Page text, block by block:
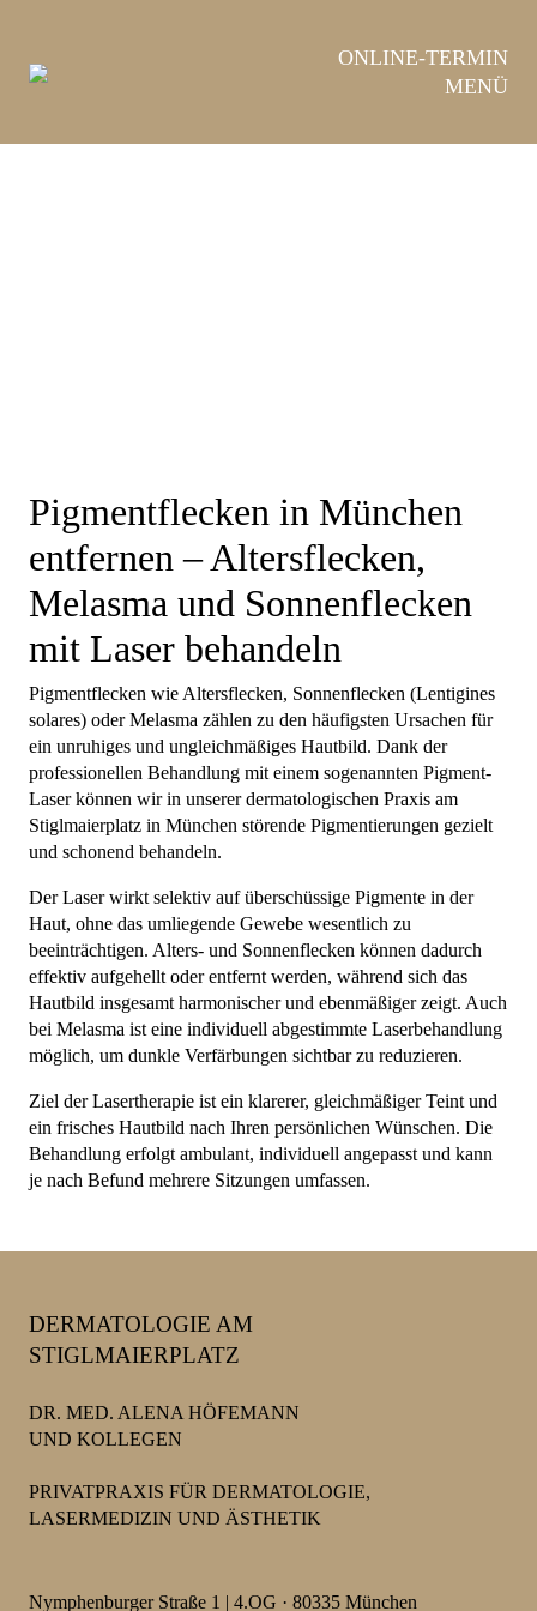
Inhalt
Zur
Fußzeile
ONLINE-TERMIN
MENÜ
Pigmentflecken in München
entfernen – Altersflecken,
Melasma und Sonnenflecken
mit Laser behandeln
Pigmentflecken wie Altersflecken, Sonnenflecken (Lentigines
solares) oder Melasma zählen zu den häufigsten Ursachen für
ein unruhiges und ungleichmäßiges Hautbild. Dank der
professionellen Behandlung mit einem sogenannten Pigment-
Laser können wir in unserer dermatologischen Praxis am
Stiglmaierplatz in München störende Pigmentierungen gezielt
und schonend behandeln.
Der Laser wirkt selektiv auf überschüssige Pigmente in der
Haut, ohne das umliegende Gewebe wesentlich zu
beeinträchtigen. Alters- und Sonnenflecken können dadurch
effektiv aufgehellt oder entfernt werden, während sich das
Hautbild insgesamt harmonischer und ebenmäßiger zeigt. Auch
bei Melasma ist eine individuell abgestimmte Laserbehandlung
möglich, um dunkle Verfärbungen sichtbar zu reduzieren.
Ziel der Lasertherapie ist ein klarerer, gleichmäßiger Teint und
ein frisches Hautbild nach Ihren persönlichen Wünschen. Die
Behandlung erfolgt ambulant, individuell angepasst und kann
je nach Befund mehrere Sitzungen umfassen.
DERMATOLOGIE AM
STIGLMAIERPLATZ
DR. MED. ALENA HÖFEMANN
UND KOLLEGEN
PRIVATPRAXIS FÜR DERMATOLOGIE,
LASERMEDIZIN UND ÄSTHETIK
Nymphenburger Straße 1 | 4.OG · 80335 München